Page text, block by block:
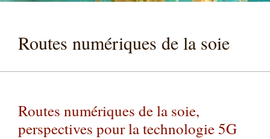
Routes numériques de la soie
Routes numériques de la soie,
perspectives pour la technologie 5G